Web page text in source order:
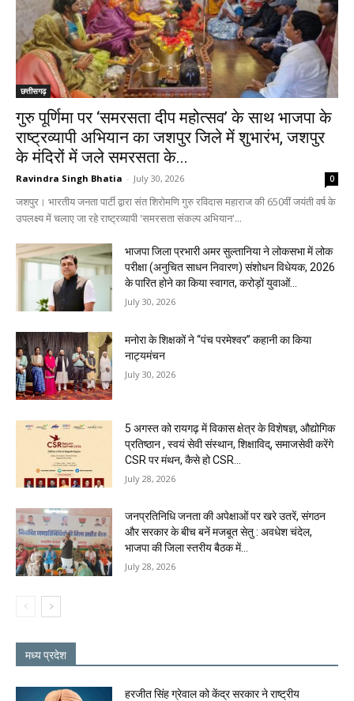
छत्तीसगढ़
गुरु पूर्णिमा पर ‘समरसता दीप महोत्सव’ के साथ भाजपा के
राष्ट्रव्यापी अभियान का जशपुर जिले में शुभारंभ, जशपुर
के मंदिरों में जले समरसता के...
Ravindra Singh Bhatia - July 30, 2026 0
जशपुर। भारतीय जनता पार्टी द्वारा संत शिरोमणि गुरु रविदास महाराज की 650वीं जयंती वर्ष के
उपलक्ष्य में चलाए जा रहे राष्ट्रव्यापी 'समरसता संकल्प अभियान'...
भाजपा जिला प्रभारी अमर सुल्तानिया ने लोकसभा में लोक
परीक्षा (अनुचित साधन निवारण) संशोधन विधेयक, 2026
के पारित होने का किया स्वागत, करोड़ों युवाओं...
July 30, 2026
मनोरा के शिक्षकों ने “पंच परमेश्वर” कहानी का किया
नाट्यमंचन
July 30, 2026
5 अगस्त को रायगढ़ में विकास क्षेत्र के विशेषज्ञ, औद्योगिक
प्रतिष्ठान , स्वयं सेवी संस्थान, शिक्षाविद्, समाजसेवी करेंगे
CSR पर मंथन, कैसे हो CSR...
July 28, 2026
जनप्रतिनिधि जनता की अपेक्षाओं पर खरे उतरें, संगठन
और सरकार के बीच बनें मजबूत सेतु : अवधेश चंदेल,
भाजपा की जिला स्तरीय बैठक में...
July 28, 2026
मध्य प्रदेश
हरजीत सिंह ग्रेवाल को केंद्र सरकार ने राष्ट्रीय